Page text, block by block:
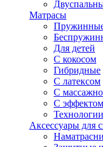
Матрасы
Для детей
C кокосом
Гибридные
С латексом
С
С
Аксессуары для